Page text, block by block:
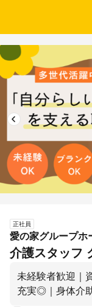
正社員
愛の家グループ
介護スタッフ
未経験者歓迎｜
充実◎｜身体介